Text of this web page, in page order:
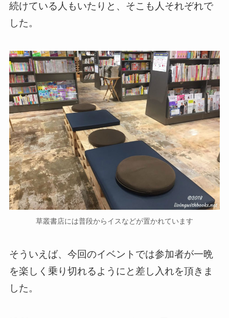
続けている人もいたりと、そこも人それぞれで
した。
草叢書店には普段からイスなどが置かれています
そういえば、今回のイベントでは参加者が一晩
を楽しく乗り切れるようにと差し入れを頂きま
した。